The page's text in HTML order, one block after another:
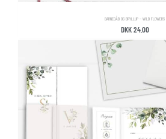
BARNEDÅB OG BRYLLUP – WILD FLOWERS
DKK24.00